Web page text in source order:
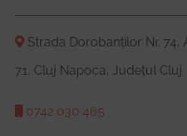
Strada Dorobanților Nr. 74,
71, Cluj Napoca, Județul Cluj
0742 030 465